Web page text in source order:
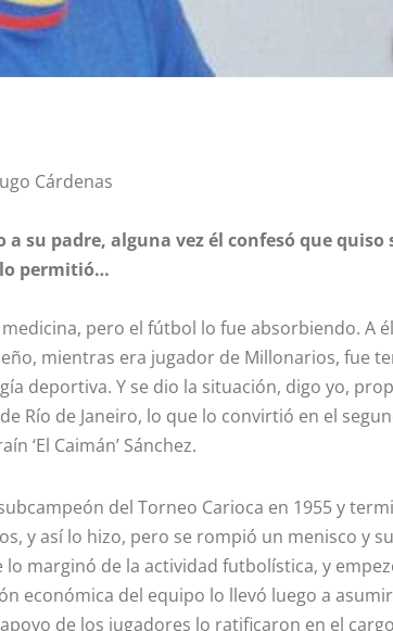
Cárdenas
su padre, alguna vez él confesó que
permitió…
pero el fútbol lo fue absorbiendo. A
mientras era jugador de Millonarios, fue
deportiva. Y se dio la situación, digo yo,
Río de Janeiro, lo que lo convirtió en el
‘El Caimán’ Sánchez.
del Torneo Carioca en 1955 y
y así lo hizo, pero se rompió un menisco y
marginó de la actividad futbolística, y
económica del equipo lo llevó luego a
de los jugadores lo ratificaron en el